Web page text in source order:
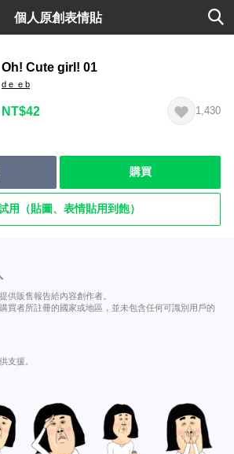
個人原創表情貼
Oh! Cute girl! 01
d e_e b
NT$42 1,430
購買
用（貼圖、表情貼用到飽）
供販售報告給內容創作者。
買者所註冊的國家或地區，並未包含任何可識別用戶的
支援。